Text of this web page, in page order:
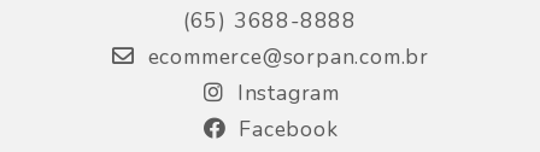
(65) 3688-8888
ecommerce@sorpan.com.br
Instagram
Facebook